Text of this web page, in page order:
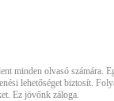
minden olvasó számára.
lehetőséget biztosít.
Ez jövőnk záloga.